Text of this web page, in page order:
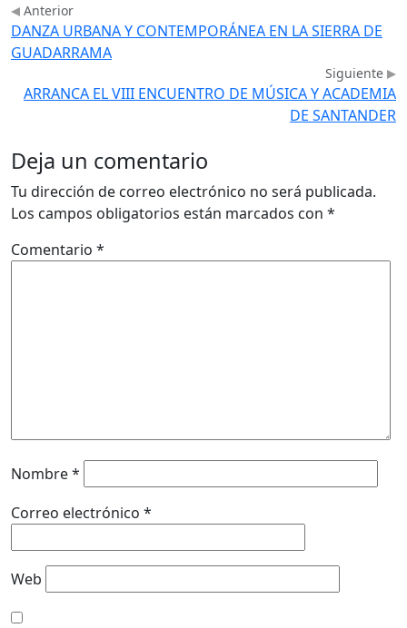
Anterior
DANZA URBANA Y CONTEMPORÁNEA EN LA SIERRA DE
GUADARRAMA
Siguiente
ARRANCA EL VIII ENCUENTRO DE MÚSICA Y ACADEMIA
DE SANTANDER
Deja un comentario
Tu dirección de correo electrónico no será publicada.
Los campos obligatorios están marcados con *
Comentario *
Nombre*
Correo electrónico *
Web